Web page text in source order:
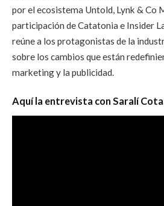
por el ecosistema Untold, Lynk & Co
participación de Catatonia e Insider
reúne a los protagonistas de la
sobre los cambios que están
marketing y la publicidad.
Aquí la entrevista con Saralí